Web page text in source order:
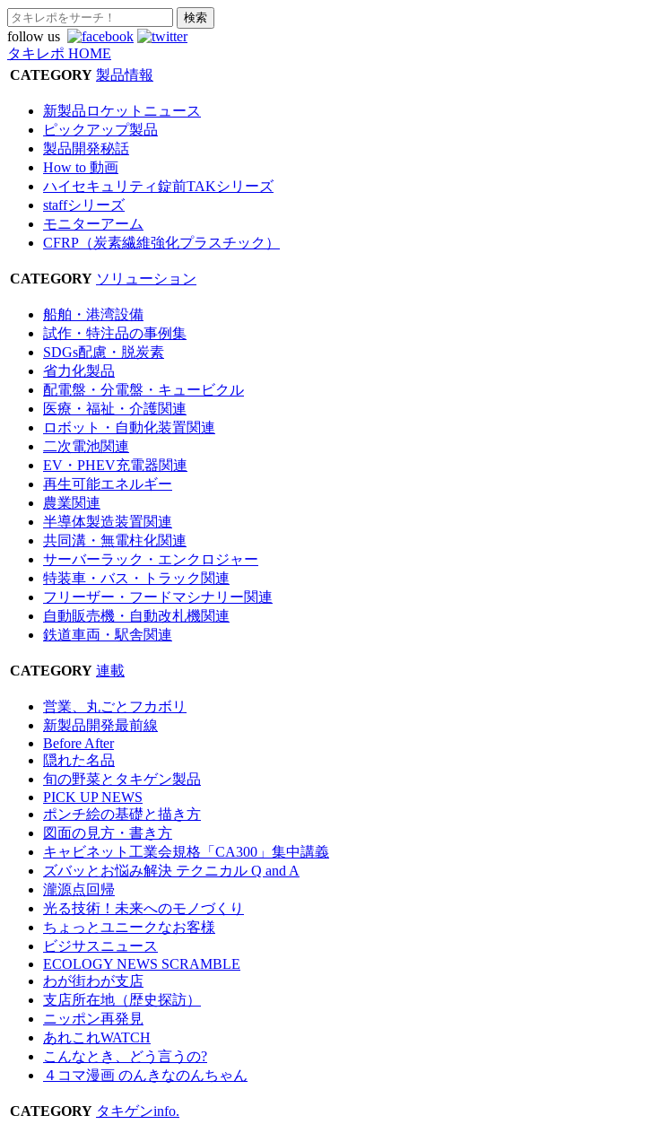
follow us
タキレポ HOME
CATEGORY 製品情報
新製品ロケットニュース
ピックアップ製品
製品開発秘話
How to 動画
ハイセキュリティ錠前TAKシリーズ
staffシリーズ
モニターアーム
CFRP（炭素繊維強化プラスチック）
CATEGORY ソリューション
船舶・港湾設備
試作・特注品の事例集
SDGs配慮・脱炭素
省力化製品
配電盤・分電盤・キュービクル
医療・福祉・介護関連
ロボット・自動化装置関連
二次電池関連
EV・PHEV充電器関連
再生可能エネルギー
農業関連
半導体製造装置関連
共同溝・無電柱化関連
サーバーラック・エンクロジャー
特装車・バス・トラック関連
フリーザー・フードマシナリー関連
自動販売機・自動改札機関連
鉄道車両・駅舎関連
CATEGORY 連載
営業、丸ごとフカボリ
新製品開発最前線
Before After
隠れた名品
旬の野菜とタキゲン製品
PICK UP NEWS
ポンチ絵の基礎と描き方
図面の見方・書き方
キャビネット工業会規格「CA300」集中講義
ズバッとお悩み解決 テクニカル Q and A
瀧源点回帰
光る技術！未来へのモノづくり
ちょっとユニークなお客様
ビジサスニュース
ECOLOGY NEWS SCRAMBLE
わが街わが支店
支店所在地（歴史探訪）
ニッポン再発見
あれこれWATCH
こんなとき、どう言うの?
４コマ漫画 のんきなのんちゃん
CATEGORY タキゲンinfo.